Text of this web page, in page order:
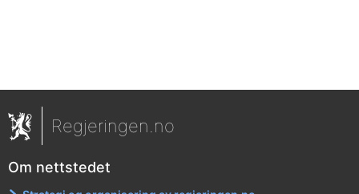
Regjeringen.no
Om nettstedet